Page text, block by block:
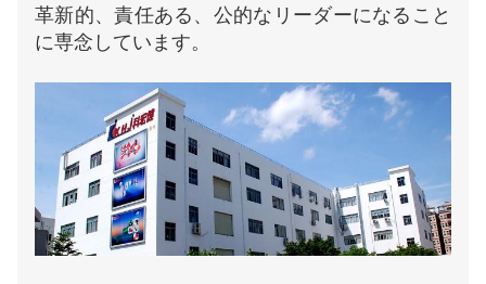
革新的、責任ある、公的なリーダーになること
に専念しています。